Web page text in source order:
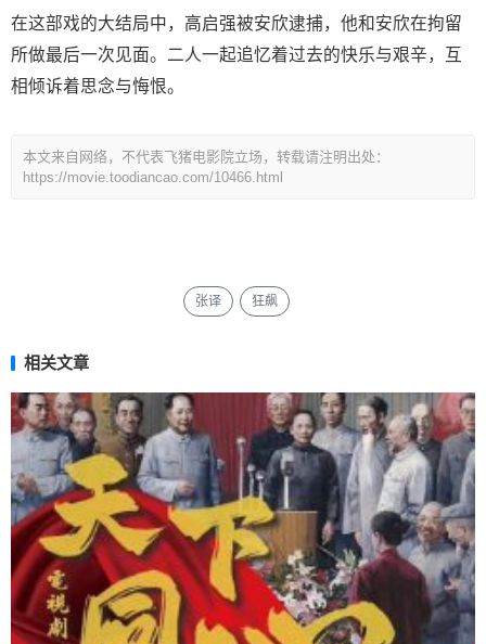
在这部戏的大结局中，高启强被安欣逮捕，他和安欣在拘留
所做最后一次见面。二人一起追忆着过去的快乐与艰辛，互
相倾诉着思念与悔恨。
本文来自网络，不代表飞猪电影院立场，转载请注明出处：
https://movie.toodiancao.com/10466.html
张译 狂飙
相关文章